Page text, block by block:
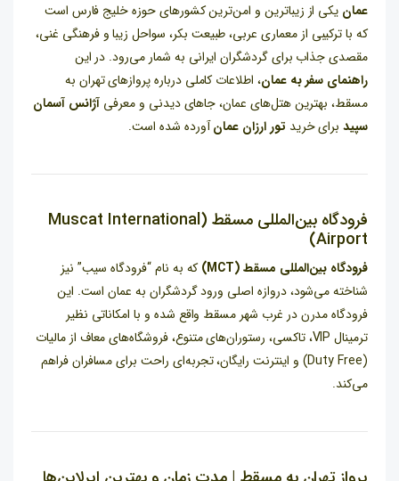
عمان یکی از زیباترین و امن‌ترین کشورهای حوزه خلیج فارس است
که با ترکیبی از معماری عربی، طبیعت بکر، سواحل زیبا و فرهنگی غنی،
مقصدی جذاب برای گردشگران ایرانی به شمار می‌رود. در این
راهنمای سفر به عمان، اطلاعات کاملی درباره پروازهای تهران به
مسقط، بهترین هتل‌های عمان، جاهای دیدنی و معرفی آژانس آسمان
سپیدبرای خرید تور ارزان عمانآورده شده است.
فرودگاه بین‌المللی مسقط (Muscat International
Airport)
فرودگاه بین‌المللی مسقط (MCT)
که به نام “فرودگاه سیب” نیز
شناخته می‌شود، دروازه اصلی ورود گردشگران به عمان است. این
فرودگاه مدرن در غرب شهر مسقط واقع شده و با امکاناتی نظیر
ترمینال VIP، تاکسی، رستوران‌های متنوع، فروشگاه‌های معاف از مالیات
(Duty Free) و اینترنت رایگان، تجربه‌ای راحت برای مسافران فراهم
می‌کند.